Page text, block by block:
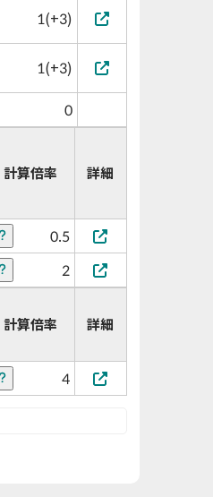
1(+3)
1(+3)
0
計算倍率 詳細
0.5
2
計算倍率 詳細
4